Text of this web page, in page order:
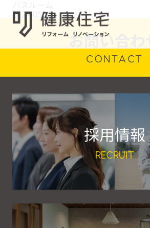
2024.05.17
お問い合わせ
CONTACT
採用情報
RECRUIT